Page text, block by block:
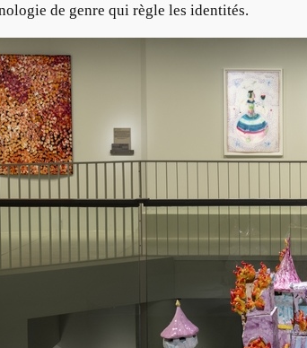
de genre qui règle les identités.